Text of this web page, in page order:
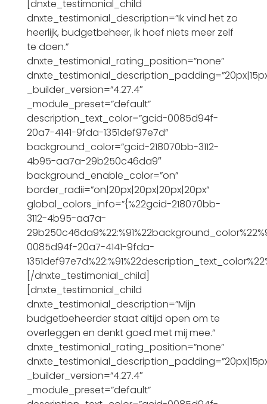
[dnxte_testimonial_child
dnxte_testimonial_description=”Ik vind het zo
heerlijk, budgetbeheer, ik hoef niets meer zelf
te doen.”
dnxte_testimonial_rating_position=”none”
_builder_version=”4.27.4″
_module_preset=”default”
description_text_color=”gcid-0085d94f-
20a7-4141-9fda-1351def97e7d”
background_color=”gcid-218070bb-3112-
4b95-aa7a-29b250c46da9″
background_enable_color=”on”
border_radii=”on|20px|20px|20px|20px”
global_colors_info=”{%22gcid-218070bb-
3112-4b95-aa7a-
0085d94f-20a7-4141-9fda-
[/dnxte_testimonial_child]
[dnxte_testimonial_child
dnxte_testimonial_description=”Mijn
budgetbeheerder staat altijd open om te
overleggen en denkt goed met mij mee.”
dnxte_testimonial_rating_position=”none”
_builder_version=”4.27.4″
_module_preset=”default”